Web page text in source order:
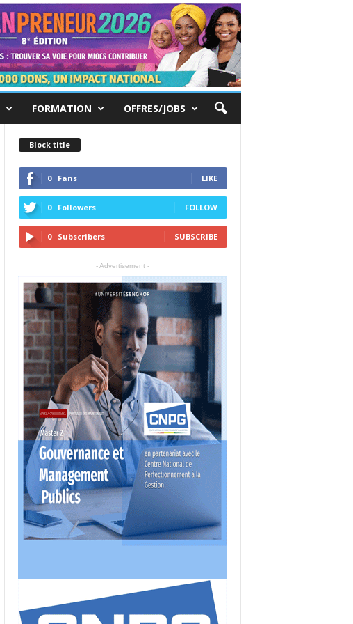
FORMATION OFFRES/JOBS
Block title
0 Fans LIKE
0 Followers FOLLOW
0 Subscribers SUBSCRIBE
- Advertisement -